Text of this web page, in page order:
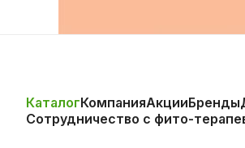
КаталогКомпанияАкцииБренды
Сотрудничество с фито-